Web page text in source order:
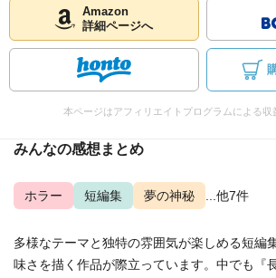
Amazon
詳細ページへ
本ページはアフィリエイトプログラムによる収
みんなの感想まとめ
ホラー 短編集 夢の神秘 ...他7件
多様なテーマと独特の雰囲気が楽しめる短編
味さを描く作品が際立っています。中でも『